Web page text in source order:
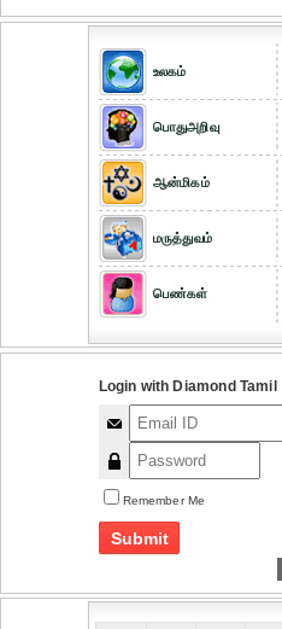
உலகம்
பொதுஅறிவு
ஆன்மிகம்
மருத்துவம்
பெண்கள்
Login with Diamond Tamil
Remember Me